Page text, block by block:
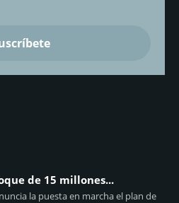
de 15 millones...
la puesta en marcha el plan de